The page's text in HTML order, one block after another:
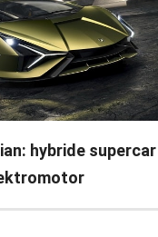
hybride supercar